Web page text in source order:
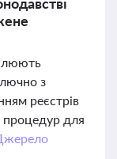
з
реєстрів
процедур для